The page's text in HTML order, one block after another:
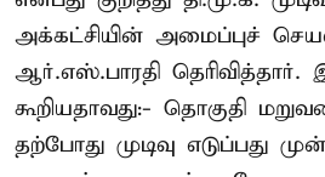
அக்கட்சியின் அமைப்புச்
ஆர்.எஸ்.பாரதி தெரிவித்தார்.
கூறியதாவது:- தொகுதி
தற்போது முடிவு எடுப்பது